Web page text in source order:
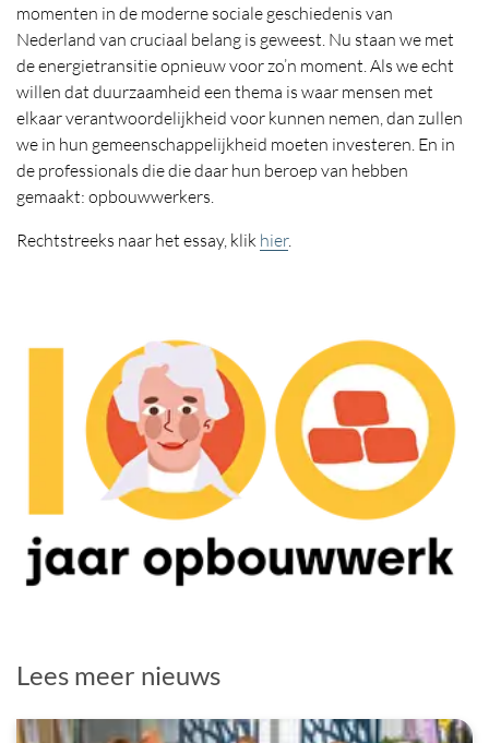
momenten in de moderne sociale geschiedenis van
Nederland van cruciaal belang is geweest. Nu staan we met
de energietransitie opnieuw voor zo’n moment. Als we echt
willen dat duurzaamheid een thema is waar mensen met
elkaar verantwoordelijkheid voor kunnen nemen, dan zullen
we in hun gemeenschappelijkheid moeten investeren. En in
de professionals die die daar hun beroep van hebben
gemaakt: opbouwwerkers.
Rechtstreeks naar het essay, klik hier.
Lees meer nieuws